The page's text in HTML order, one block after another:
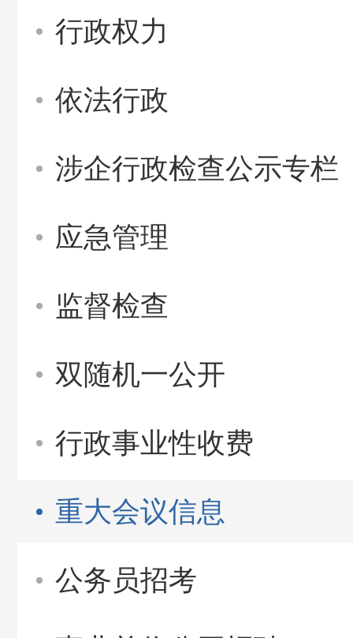
行政权力
依法行政
涉企行政检查公示专栏
应急管理
监督检查
双随机一公开
行政事业性收费
重大会议信息
公务员招考